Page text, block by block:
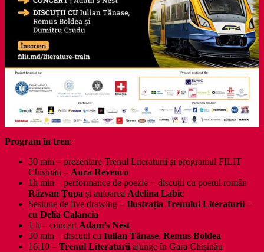
Program în tren:
30 min – prezentare Trenul Literaturii și programul FILIT
Chișinău – Aura Revenco
1h min – performance de poezie + discuții cu poetul român
Răzvan Țupa și autoarea Adelina Labic
Sesiune de live drawing – Ilustrația Trenului Literaturii –
cu Delia Calancia
1 h – concert Adam’s Nest
30 min – discuții cu Iulian Tănase, Remus Boldea
16:10 – Trenul Literaturii ajunge în Gara Chișinău